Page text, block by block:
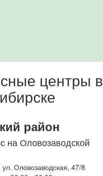
центры в
район
на Оловозаводской
ул. Оловозаводская, 47/8